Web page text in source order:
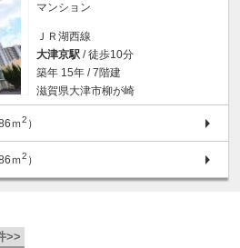
マンション
ＪＲ湖西線
大津京駅 / 徒歩10分
築年 15年 / 7階建
滋賀県大津市柳が崎
ｍ2 ）
ｍ2 ）
>>